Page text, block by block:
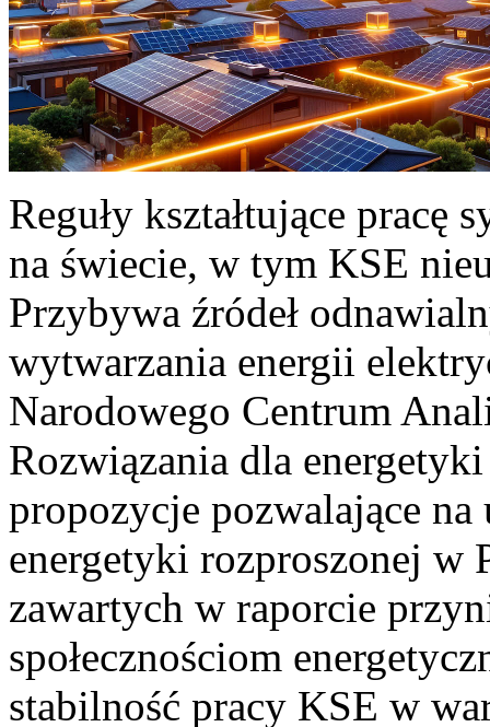
Reguły kształtujące pracę
na świecie, w tym KSE
Przybywa źródeł
wytwarzania energii
Narodowego Centrum
Rozwiązania dla
propozycje pozwalające
energetyki rozproszonej w
zawartych w raporcie
społecznościom
stabilność pracy KSE w